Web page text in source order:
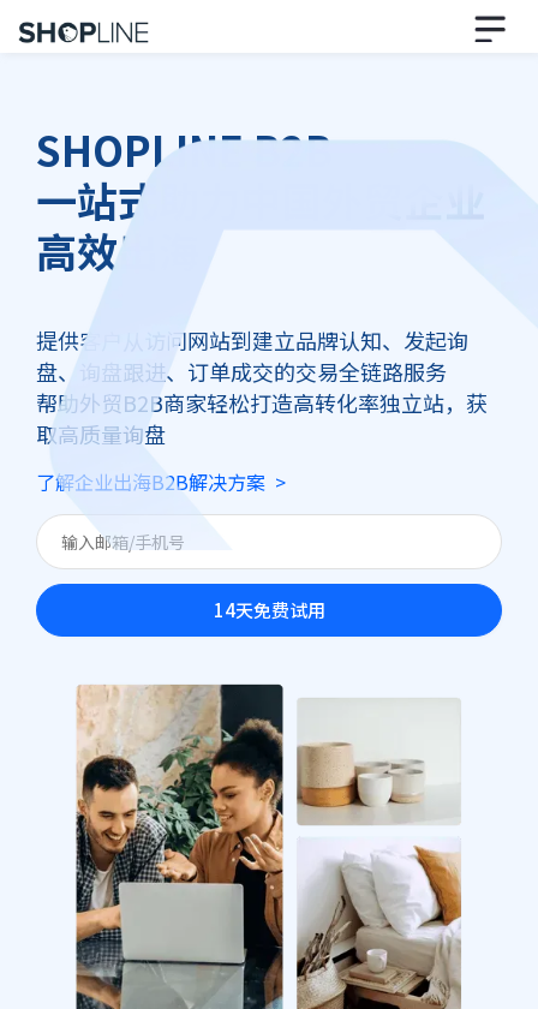
SHOPLINE B2B
一站式助力中国外贸企业
高效出海
提供客户从访问网站到建立品牌认知、发起询
盘、询盘跟进、订单成交的交易全链路服务
帮助外贸B2B商家轻松打造高转化率独立站，获
取高质量询盘
了解企业出海B2B解决方案 >
14天免费试用